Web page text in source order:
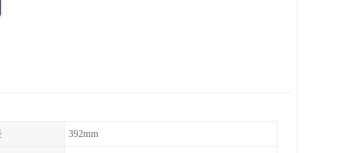
392mm